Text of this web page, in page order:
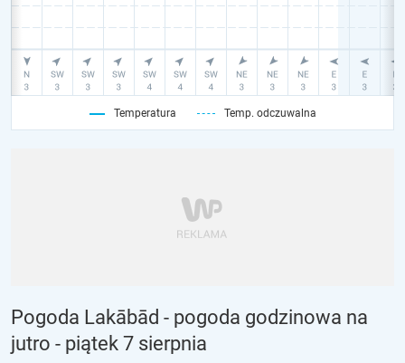
Temperatura Temp. odczuwalna
Pogoda Lakābād - pogoda godzinowa na
jutro - piątek 7 sierpnia